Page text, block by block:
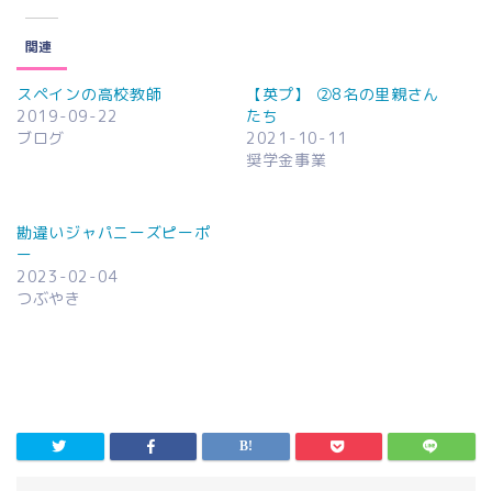
関連
スペインの高校教師
2019-09-22
ブログ
【英プ】 ②8名の里親さん
たち
2021-10-11
奨学金事業
勘違いジャパニーズピーポ
ー
2023-02-04
つぶやき